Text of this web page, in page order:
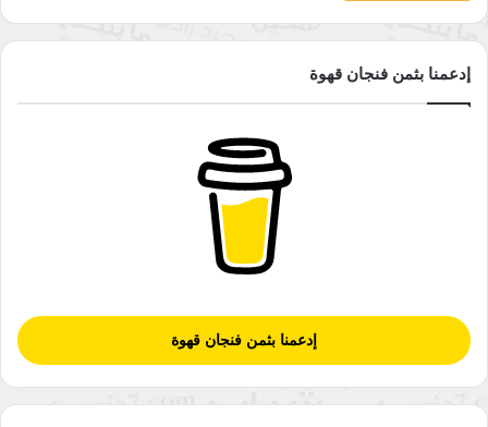
إدعمنا بثمن فنجان قهوة
إدعمنا بثمن فنجان قهوة